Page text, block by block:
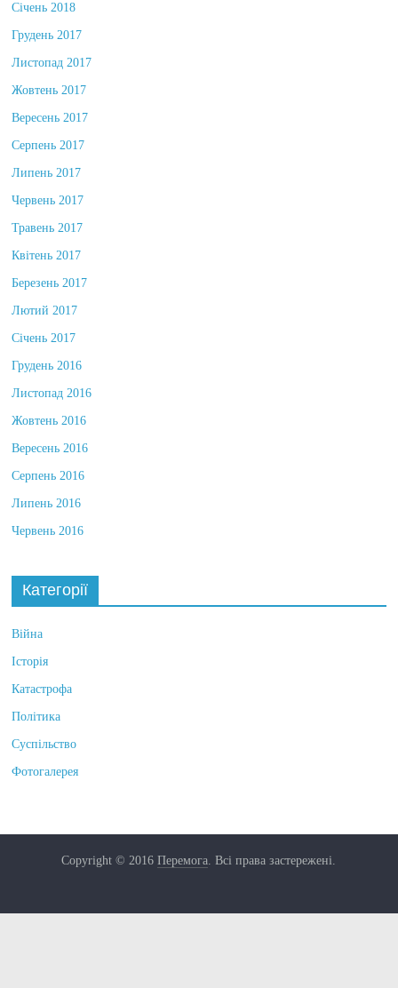
Січень 2018
Грудень 2017
Листопад 2017
Жовтень 2017
Вересень 2017
Серпень 2017
Липень 2017
Червень 2017
Травень 2017
Квітень 2017
Березень 2017
Лютий 2017
Січень 2017
Грудень 2016
Листопад 2016
Жовтень 2016
Вересень 2016
Серпень 2016
Липень 2016
Червень 2016
Категорії
Війна
Історія
Катастрофа
Політика
Суспільство
Фотогалерея
Copyright © 2016Перемога. Всі права застережені.